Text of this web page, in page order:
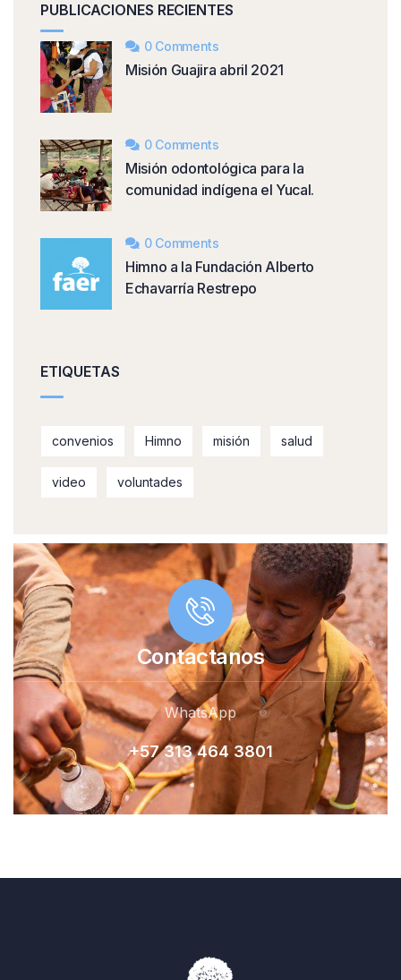
PUBLICACIONES RECIENTES
0 Comments
Misión Guajira abril 2021
0 Comments
Misión odontológica para la
comunidad indígena el Yucal.
0 Comments
Himno a la Fundación Alberto
Echavarría Restrepo
ETIQUETAS
convenios Himno misión salud
video voluntades
Contactanos
WhatsApp
+57 313 464 3801